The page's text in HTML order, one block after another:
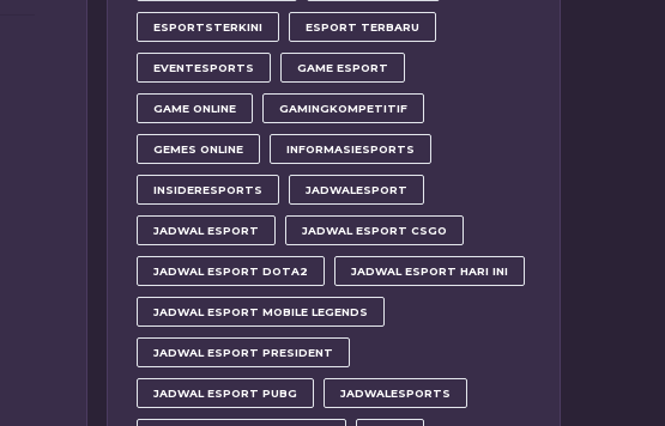
ESPORTSTERKINI ESPORT TERBARU
EVENTESPORTS GAME ESPORT
GAME ONLINE GAMINGKOMPETITIF
GEMES ONLINE INFORMASIESPORTS
INSIDERESPORTS JADWALESPORT
JADWAL ESPORT JADWAL ESPORT CSGO
JADWAL ESPORT DOTA2 JADWAL ESPORT HARI INI
JADWAL ESPORT MOBILE LEGENDS
JADWAL ESPORT PRESIDENT
JADWAL ESPORT PUBG JADWALESPORTS